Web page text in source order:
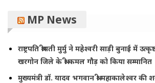
MP News
राष्ट्रपति श्रीमती मुर्मु ने महेश्वरी साड़ी बुनाई में
खरगोन जिले के श्री कमल गौड़ को किया सम्मानित
मुख्यमंत्री डॉ. यादव भगवान श्री महाकालेश्‍वर